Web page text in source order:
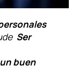
Ser
buen